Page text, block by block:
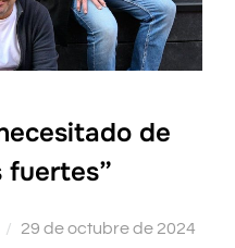
de
fuertes”
Publicado
29 de octubre de 2024